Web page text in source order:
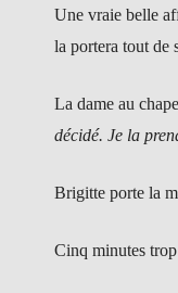
Une vraie belle
la portera tout de
La dame au
décidé. Je la
Brigitte porte la
Cinq minutes